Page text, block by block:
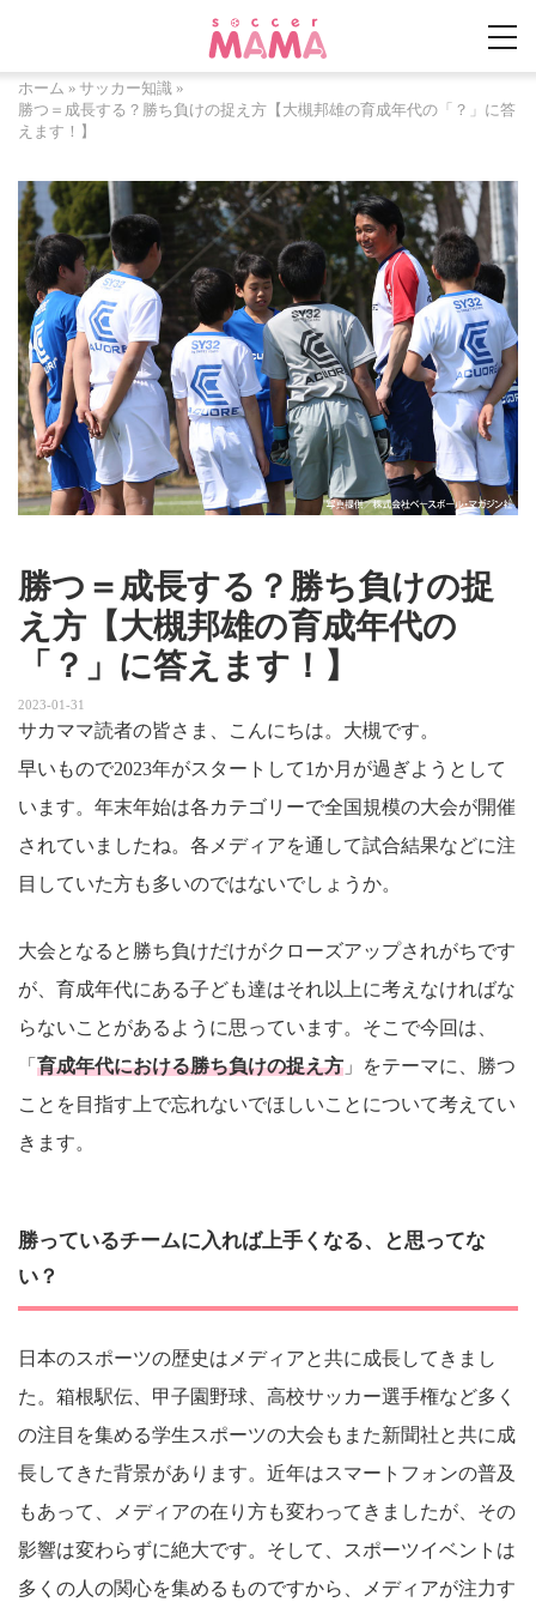
ホーム » サッカー知識 »
勝つ＝成長する？勝ち負けの捉え方【大槻邦雄の育成年代の「？」に答
えます！】
勝つ＝成長する？勝ち負けの捉
え方【大槻邦雄の育成年代の
「？」に答えます！】
2023-01-31
サカママ読者の皆さま、こんにちは。大槻です。
早いもので2023年がスタートして1か月が過ぎようとして
います。年末年始は各カテゴリーで全国規模の大会が開催
されていましたね。各メディアを通して試合結果などに注
目していた方も多いのではないでしょうか。
大会となると勝ち負けだけがクローズアップされがちです
が、育成年代にある子ども達はそれ以上に考えなければな
らないことがあるように思っています。そこで今回は、
「 育成年代における勝ち負けの捉え方 」をテーマに、勝つ
ことを目指す上で忘れないでほしいことについて考えてい
きます。
勝っているチームに入れば上手くなる、と思ってな
い？
日本のスポーツの歴史はメディアと共に成長してきまし
た。箱根駅伝、甲子園野球、高校サッカー選手権など多く
の注目を集める学生スポーツの大会もまた新聞社と共に成
長してきた背景があります。近年はスマートフォンの普及
もあって、メディアの在り方も変わってきましたが、その
影響は変わらずに絶大です。そして、スポーツイベントは
多くの人の関心を集めるものですから、メディアが注力す